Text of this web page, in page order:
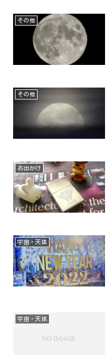
その他
その他
お出かけ
宇宙・天体
宇宙・天体